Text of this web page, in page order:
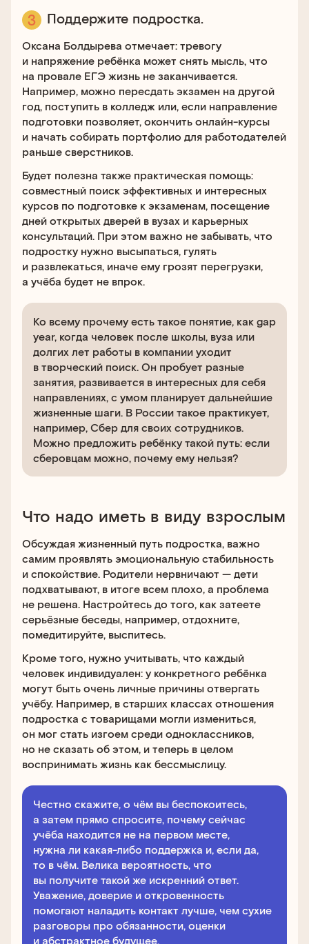
Поддержите подростка.
Оксана Болдырева отмечает: тревогу
и напряжение ребёнка может снять мысль, что
на провале ЕГЭ жизнь не заканчивается.
Например, можно пересдать экзамен на другой
год, поступить в колледж или, если направление
подготовки позволяет, окончить онлайн-курсы
и начать собирать портфолио для работодателей
раньше сверстников.
Будет полезна также практическая помощь:
совместный поиск эффективных и интересных
курсов по подготовке к экзаменам, посещение
дней открытых дверей в вузах и карьерных
консультаций. При этом важно не забывать, что
подростку нужно высыпаться, гулять
и развлекаться, иначе ему грозят перегрузки,
а учёба будет не впрок.
Ко всему прочему есть такое понятие, как gap
year, когда человек после школы, вуза или
долгих лет работы в компании уходит
в творческий поиск. Он пробует разные
занятия, развивается в интересных для себя
направлениях, с умом планирует дальнейшие
жизненные шаги. В России такое практикует,
например, Сбер для своих сотрудников.
Можно предложить ребёнку такой путь: если
сберовцам можно, почему ему нельзя?
Что надо иметь в виду взрослым
Обсуждая жизненный путь подростка, важно
самим проявлять эмоциональную стабильность
и спокойствие. Родители нервничают — дети
подхватывают, в итоге всем плохо, а проблема
не решена. Настройтесь до того, как затеете
серьёзные беседы, например, отдохните,
помедитируйте, выспитесь.
Кроме того, нужно учитывать, что каждый
человек индивидуален: у конкретного ребёнка
могут быть очень личные причины отвергать
учёбу. Например, в старших классах отношения
подростка с товарищами могли измениться,
он мог стать изгоем среди одноклассников,
но не сказать об этом, и теперь в целом
воспринимать жизнь как бессмыслицу.
Честно скажите, о чём вы беспокоитесь,
а затем прямо спросите, почему сейчас
учёба находится не на первом месте,
нужна ли какая-либо поддержка и, если да,
то в чём. Велика вероятность, что
вы получите такой же искренний ответ.
Уважение, доверие и откровенность
помогают наладить контакт лучше, чем сухие
разговоры про обязанности, оценки
и абстрактное будущее.